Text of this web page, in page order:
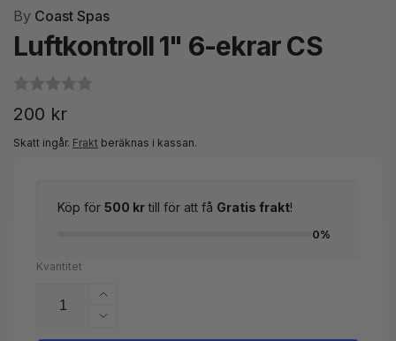
By Coast Spas
Luftkontroll 1" 6-ekrar CS
Ordinarie
pris
200 kr
Skatt ingår. Frakt beräknas i kassan.
Köp för 500 krtill för att få Gratis frakt!
0%
Kvantitet
Öka
kvantitet
Minska